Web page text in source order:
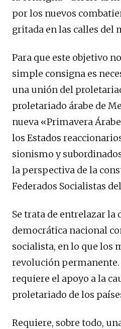
por los nuevos
gritada en las calles del
Para que este objetivo
simple consigna es
una unión del
proletariado árabe de
nueva «Primavera
los Estados
sionismo y
la perspectiva de la
Federados Socialistas
Se trata de entrelazar la
democrática nacional
socialista, en lo que los
revolución
requiere el apoyo a la
proletariado de los
Requiere, sobre todo,